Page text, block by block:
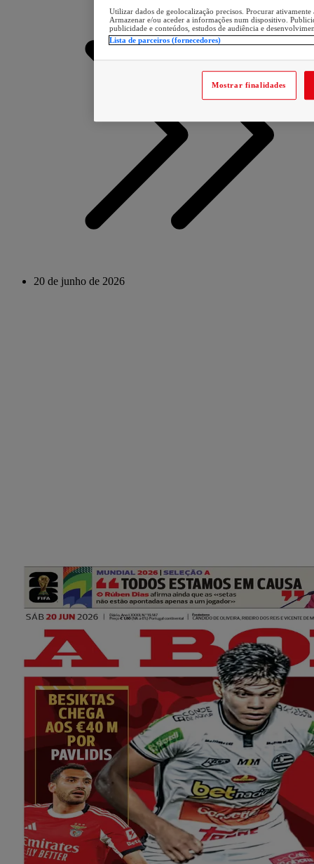
20 de junho de 2026
Utilizar dados de geolocalização precisos. Procurar
Armazenar e/ou aceder a informações num dispositivo.
publicidade e conteúdos, estudos de audiência e
Lista de parceiros (fornecedores)
Mostrar finalidades